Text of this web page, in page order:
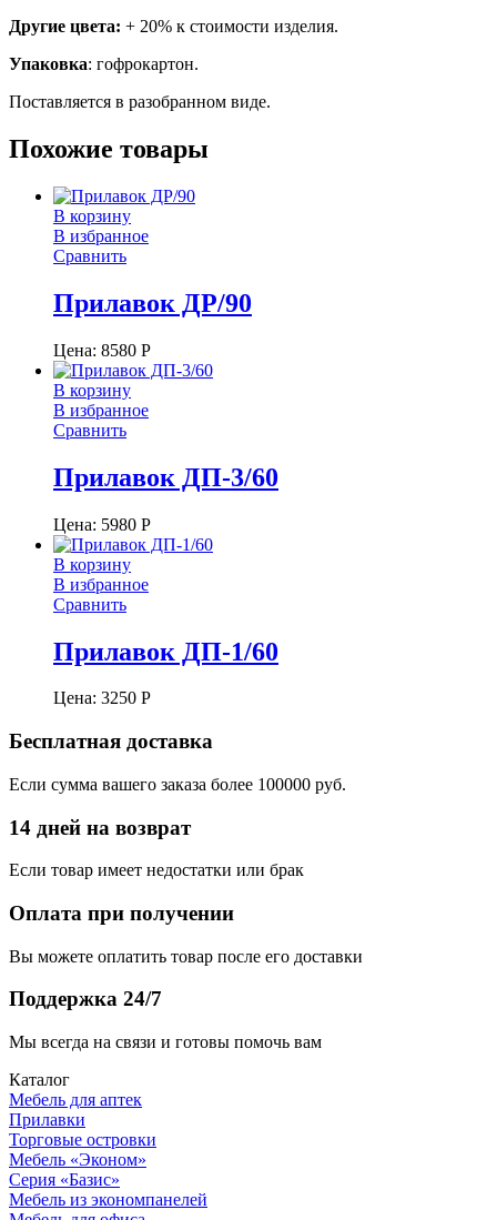
Другие цвета: + 20% к стоимости изделия.
Упаковка: гофрокартон.
Поставляется в разобранном виде.
Похожие товары
В корзину
В избранное
Сравнить
Прилавок ДР/90
Цена: 8580 Р
В корзину
В избранное
Сравнить
Прилавок ДП-3/60
Цена: 5980 Р
В корзину
В избранное
Сравнить
Прилавок ДП-1/60
Цена: 3250 Р
Бесплатная доставка
Если сумма вашего заказа более 100000 руб.
14 дней на возврат
Если товар имеет недостатки или брак
Оплата при получении
Вы можете оплатить товар после его доставки
Поддержка 24/7
Мы всегда на связи и готовы помочь вам
Каталог
Мебель для аптек
Прилавки
Торговые островки
Мебель «Эконом»
Серия «Базис»
Мебель из экономпанелей